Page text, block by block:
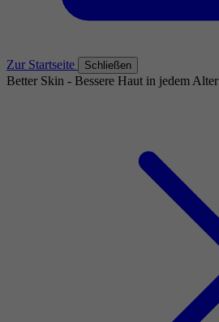
Zur Startseite Schließen
Better Skin - Bessere Haut in jedem Alter